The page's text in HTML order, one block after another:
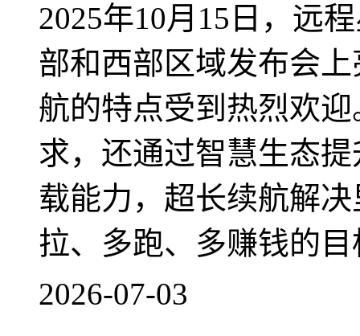
2025年10月15日，远
部和西部区域发布会
航的特点受到热烈欢
求，还通过智慧生态提
载能力，超长续航解
拉、多跑、多赚钱的目
2026-07-03